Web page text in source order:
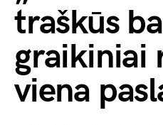
traškūs
graikiniai
viena